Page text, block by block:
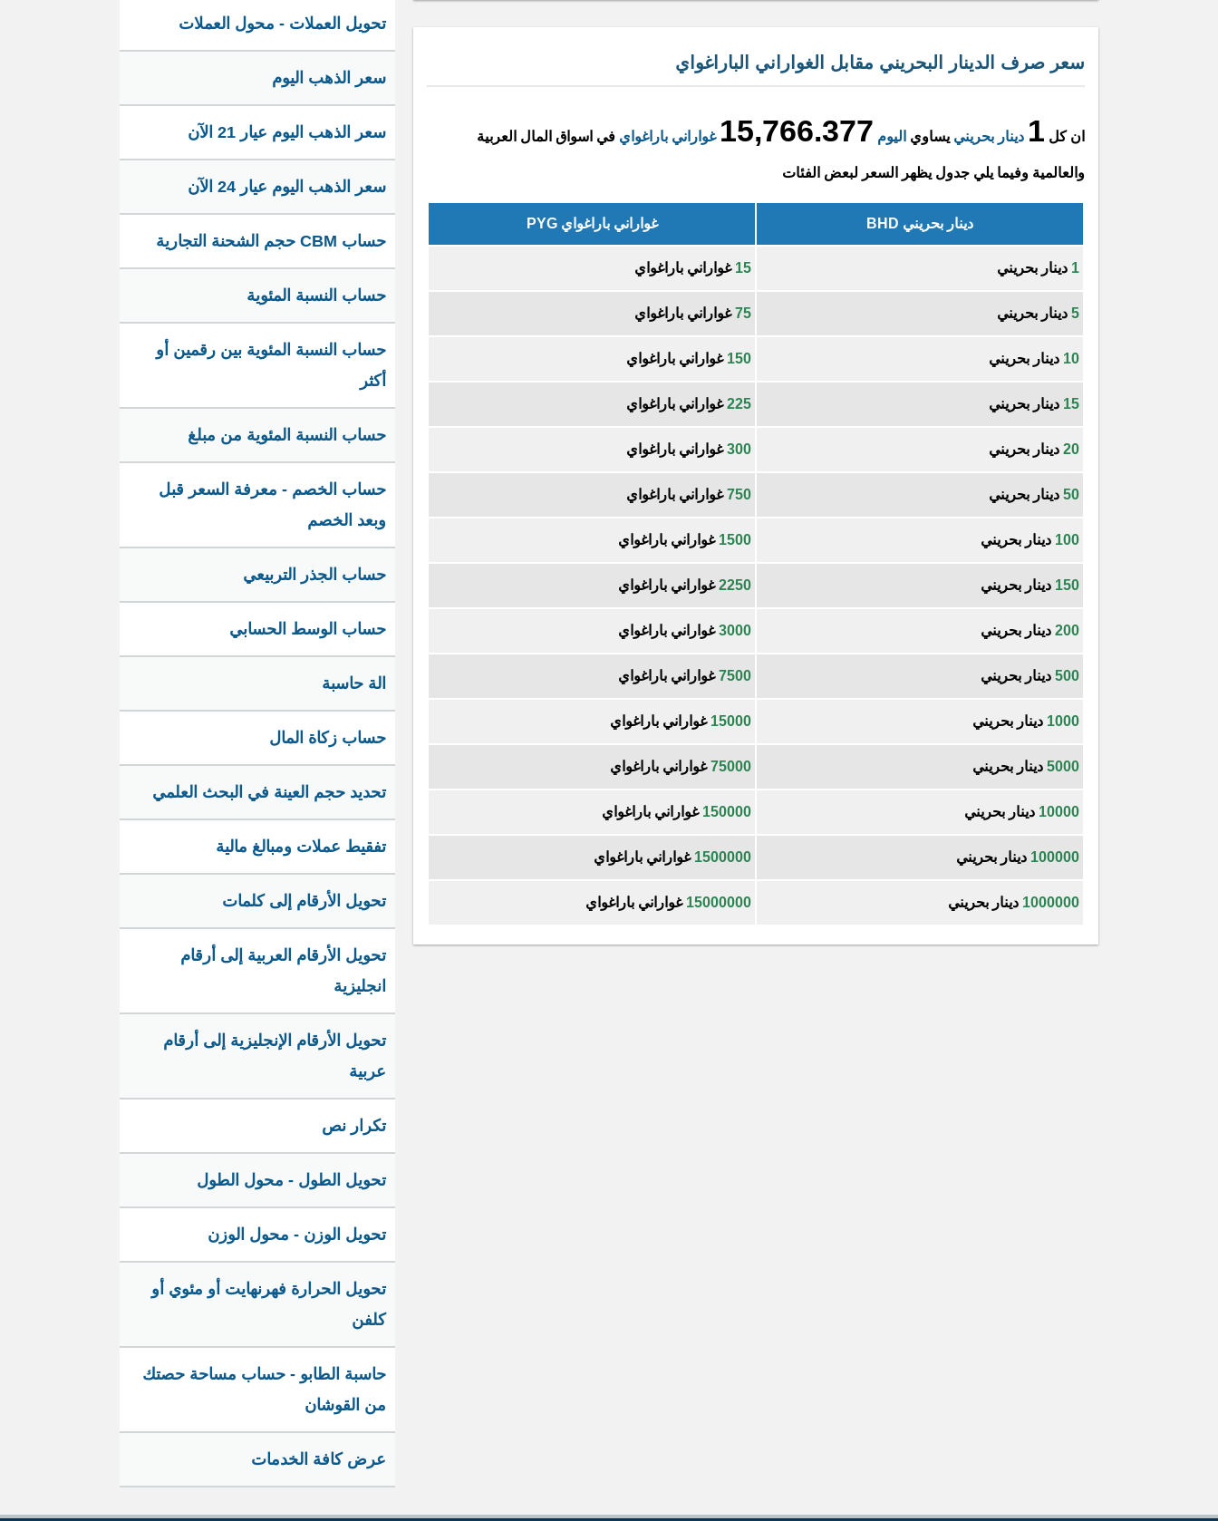
سعر صرف الدينار البحريني مقابل الغواراني الباراغواي
ان كل 1 دينار بحريني يساوي اليوم 15,766.377 غواراني باراغواي في اسواق المال العربية
والعالمية وفيما يلي جدول يظهر السعر لبعض الفئات
دينار بحريني BHD غواراني باراغواي PYG
1 دينار بحريني 15 غواراني باراغواي
5 دينار بحريني 75غواراني باراغواي
10 دينار بحريني 150 غواراني باراغواي
15 دينار بحريني 225غواراني باراغواي
20 دينار بحريني 300غواراني باراغواي
50 دينار بحريني 750غواراني باراغواي
100 دينار بحريني 1500 غواراني باراغواي
150 دينار بحريني 2250غواراني باراغواي
200 دينار بحريني 3000غواراني باراغواي
500 دينار بحريني 7500غواراني باراغواي
1000 دينار بحريني 15000 غواراني باراغواي
5000 دينار بحريني 75000غواراني باراغواي
10000 دينار بحريني 150000 غواراني باراغواي
100000 دينار بحريني 1500000 غواراني باراغواي
1000000 دينار بحريني 15000000 غواراني باراغواي
تحويل العملات - محول العملات
سعر الذهب اليوم
سعر الذهب اليوم عيار 21 الآن
سعر الذهب اليوم عيار 24 الآن
حساب CBM حجم الشحنة التجارية
حساب النسبة المئوية
حساب النسبة المئوية بين رقمين أو
أكثر
حساب النسبة المئوية من مبلغ
حساب الخصم - معرفة السعر قبل
وبعد الخصم
حساب الجذر التربيعي
حساب الوسط الحسابي
الة حاسبة
حساب زكاة المال
تحديد حجم العينة في البحث العلمي
تفقيط عملات ومبالغ مالية
تحويل الأرقام إلى كلمات
تحويل الأرقام العربية إلى أرقام
انجليزية
تحويل الأرقام الإنجليزية إلى أرقام
عربية
تكرار نص
تحويل الطول - محول الطول
تحويل الوزن - محول الوزن
تحويل الحرارة فهرنهايت أو مئوي أو
كلفن
حاسبة الطابو - حساب مساحة حصتك
من القوشان
عرض كافة الخدمات